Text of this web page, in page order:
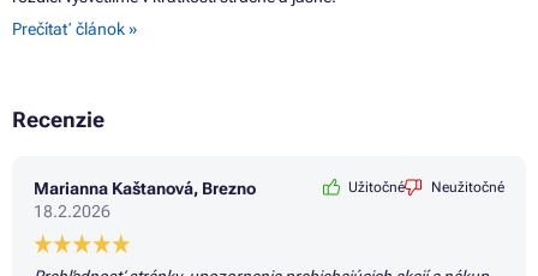
Prečítať článok »
Recenzie
Marianna Kaštanová, Brezno
18.2.2026
Užitočné Neužitočné